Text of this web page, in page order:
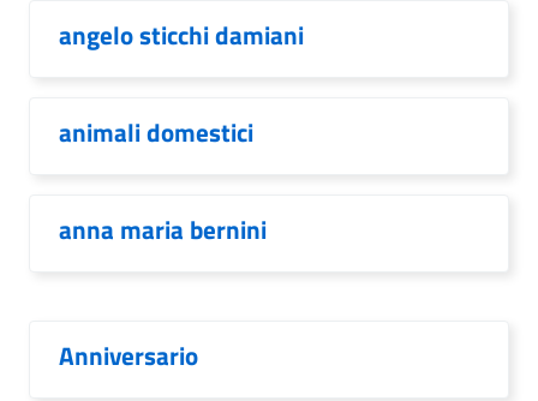
angelo sticchi damiani
animali domestici
anna maria bernini
Anniversario